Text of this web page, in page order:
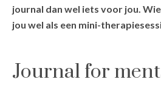
journal dan wel iets voor jou.
jou wel als een mini-
Journal for